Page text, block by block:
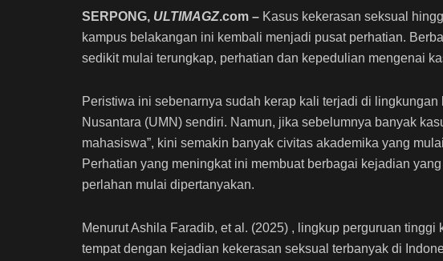
SERPONG, ULTIMAGZ.com – Kasus kekerasan seksual
kampus belakangan ini kembali menjadi pusat perhatian.
sedikit mulai terungkap, perhatian dan kepedulian mengenai
Peristiwa ini sebenarnya sudah kerap kali terjadi di
Nusantara (UMN) sendiri. Namun, jika sebelumnya banyak
mahasiswa”, kini semakin banyak civitas akademika yang
Perhatian yang meningkat ini membuat berbagai kejadian
perlahan mulai dipertanyakan.
Menurut Ashila Faradib, et al. (2025) , lingkup perguruan
tempat dengan kejadian kekerasan seksual terbanyak di